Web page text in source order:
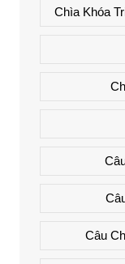
Chìa Khóa
Câu